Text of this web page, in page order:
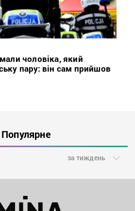
чоловіка, який
пару: він сам прийшов
Популярне
за тиждень